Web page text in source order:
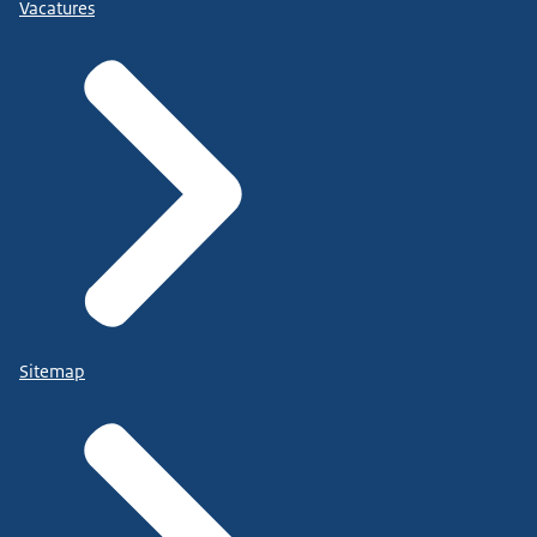
Vacatures
Sitemap